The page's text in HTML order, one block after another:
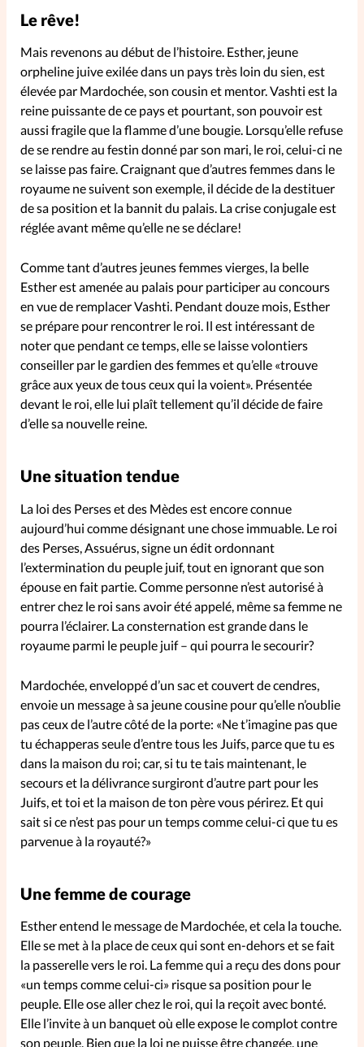
SpirituElles devient Relations
Aujourd’hui!
Faire un don
La Boutique
La Pause SpirituElles - toutes les
À propos
La rédaction
Mon compte
Changement d'adresse
Nous contacter
Le rêve!
Mais revenons au début de l’histoire. Esther, jeune
orpheline juive exilée dans un pays très loin du sien, est
élevée par Mardochée, son cousin et mentor. Vashti est la
reine puissante de ce pays et pourtant, son pouvoir est
aussi fragile que la flamme d’une bougie. Lorsqu’elle refuse
de se rendre au festin donné par son mari, le roi, celui-ci ne
se laisse pas faire. Craignant que d’autres femmes dans le
royaume ne suivent son exemple, il décide de la destituer
de sa position et la bannit du palais. La crise conjugale est
réglée avant même qu’elle ne se déclare!
Comme tant d’autres jeunes femmes vierges, la belle
Esther est amenée au palais pour participer au concours
en vue de remplacer Vashti. Pendant douze mois, Esther
se prépare pour rencontrer le roi. Il est intéressant de
noter que pendant ce temps, elle se laisse volontiers
conseiller par le gardien des femmes et qu’elle «trouve
grâce aux yeux de tous ceux qui la voient». Présentée
devant le roi, elle lui plaît tellement qu’il décide de faire
d’elle sa nouvelle reine.
Une situation tendue
La loi des Perses et des Mèdes est encore connue
aujourd’hui comme désignant une chose immuable. Le roi
des Perses, Assuérus, signe un édit ordonnant
l’extermination du peuple juif, tout en ignorant que son
épouse en fait partie. Comme personne n’est autorisé à
entrer chez le roi sans avoir été appelé, même sa femme ne
pourra l’éclairer. La consternation est grande dans le
royaume parmi le peuple juif – qui pourra le secourir?
Mardochée, enveloppé d’un sac et couvert de cendres,
envoie un message à sa jeune cousine pour qu’elle n’oublie
pas ceux de l’autre côté de la porte: «Ne t’imagine pas que
tu échapperas seule d’entre tous les Juifs, parce que tu es
dans la maison du roi; car, si tu te tais maintenant, le
secours et la délivrance surgiront d’autre part pour les
Juifs, et toi et la maison de ton père vous périrez. Et qui
sait si ce n’est pas pour un temps comme celui-ci que tu es
parvenue à la royauté?»
Une femme de courage
Esther entend le message de Mardochée, et cela la touche.
Elle se met à la place de ceux qui sont en-dehors et se fait
la passerelle vers le roi. La femme qui a reçu des dons pour
«un temps comme celui-ci» risque sa position pour le
peuple. Elle ose aller chez le roi, qui la reçoit avec bonté.
Elle l’invite à un banquet où elle expose le complot contre
son peuple. Bien que la loi ne puisse être changée, une